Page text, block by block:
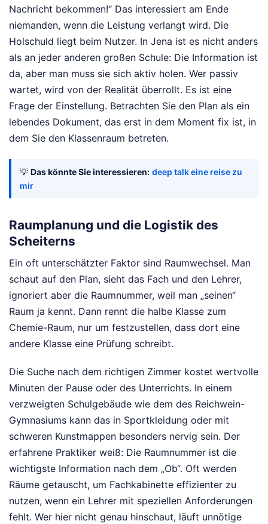
Nachricht bekommen!“ Das interessiert am Ende
niemanden, wenn die Leistung verlangt wird. Die
Holschuld liegt beim Nutzer. In Jena ist es nicht anders
als an jeder anderen großen Schule: Die Information ist
da, aber man muss sie sich aktiv holen. Wer passiv
wartet, wird von der Realität überrollt. Es ist eine
Frage der Einstellung. Betrachten Sie den Plan als ein
lebendes Dokument, das erst in dem Moment fix ist, in
dem Sie den Klassenraum betreten.
💡 Das könnte Sie interessieren: deep talk eine reise zu
mir
Raumplanung und die Logistik des
Scheiterns
Ein oft unterschätzter Faktor sind Raumwechsel. Man
schaut auf den Plan, sieht das Fach und den Lehrer,
ignoriert aber die Raumnummer, weil man „seinen“
Raum ja kennt. Dann rennt die halbe Klasse zum
Chemie-Raum, nur um festzustellen, dass dort eine
andere Klasse eine Prüfung schreibt.
Die Suche nach dem richtigen Zimmer kostet wertvolle
Minuten der Pause oder des Unterrichts. In einem
verzweigten Schulgebäude wie dem des Reichwein-
Gymnasiums kann das in Sportkleidung oder mit
schweren Kunstmappen besonders nervig sein. Der
erfahrene Praktiker weiß: Die Raumnummer ist die
wichtigste Information nach dem „Ob“. Oft werden
Räume getauscht, um Fachkabinette effizienter zu
nutzen, wenn ein Lehrer mit speziellen Anforderungen
fehlt. Wer hier nicht genau hinschaut, läuft unnötige